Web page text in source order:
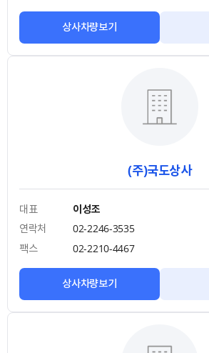
상사차량보기
(주)국도상사
대표
이성조
연락처
02-2246-3535
팩스
02-2210-4467
상사차량보기